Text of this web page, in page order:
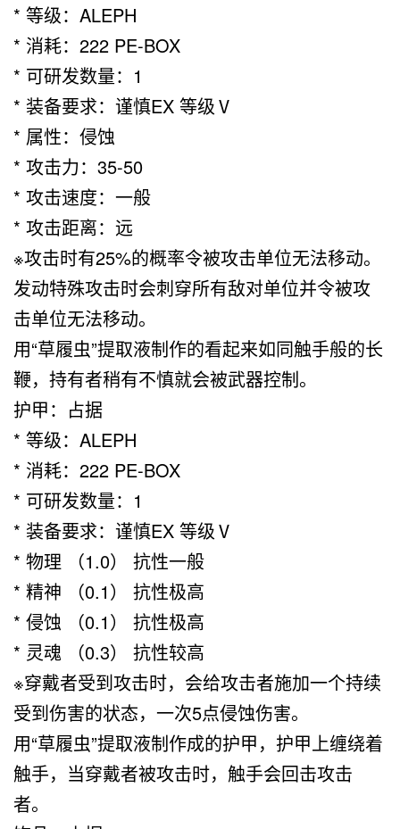
* 等级：ALEPH
* 消耗：222 PE-BOX
* 可研发数量：1
* 装备要求：谨慎EX 等级Ⅴ
* 属性：侵蚀
* 攻击力：35-50
* 攻击速度：一般
* 攻击距离：远
※攻击时有25%的概率令被攻击单位无法移动。
发动特殊攻击时会刺穿所有敌对单位并令被攻
击单位无法移动。
用“草履虫”提取液制作的看起来如同触手般的长
鞭，持有者稍有不慎就会被武器控制。
护甲：占据
* 等级：ALEPH
* 消耗：222 PE-BOX
* 可研发数量：1
* 装备要求：谨慎EX 等级Ⅴ
* 物理 （1.0） 抗性一般
* 精神 （0.1） 抗性极高
* 侵蚀 （0.1） 抗性极高
* 灵魂 （0.3） 抗性较高
※穿戴者受到攻击时，会给攻击者施加一个持续
受到伤害的状态，一次5点侵蚀伤害。
用“草履虫”提取液制作成的护甲，护甲上缠绕着
触手，当穿戴者被攻击时，触手会回击攻击
者。